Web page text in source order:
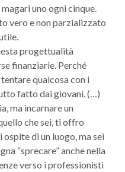
uno ogni cinque.
vero e non parzializzato
progettualità
finanziarie. Perché
qualcosa con i
fatto dai giovani. (…)
ma incarnare un
che sei, ti offro
di un luogo, ma sei
“sprecare” anche nella
verso i professionisti